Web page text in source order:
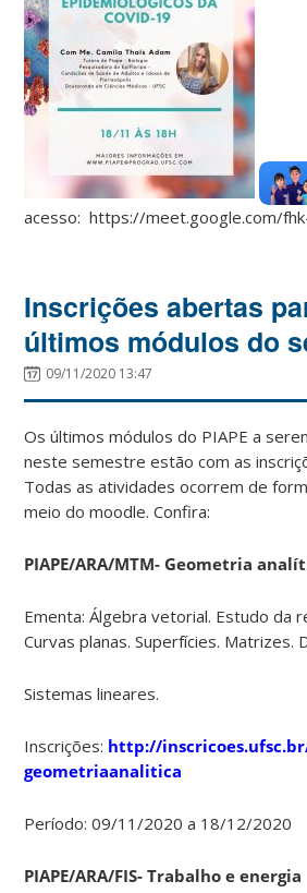
Link
acesso: https://meet.google.com/
Inscrições abertas
últimos módulos do
09/11/2020 13:47
Os últimos módulos do PIAPE a
neste semestre estão com as
Todas as atividades ocorrem de
meio do moodle. Confira:
PIAPE/ARA/MTM- Geometria
Ementa: Álgebra vetorial. Estudo da
Curvas planas. Superfícies. Matrizes.
Sistemas lineares.
Inscrições: http://
geometriaanalitica
Período: 09/11/2020 a 18/12/2020
PIAPE/ARA/FIS- Trabalho e energia